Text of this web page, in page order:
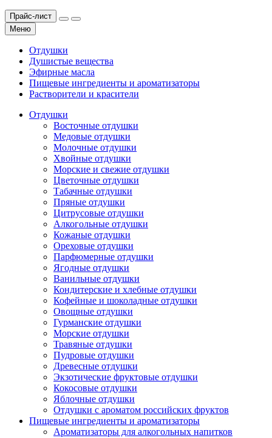
Прайс-лист
Меню
Отдушки
Душистые вещества
Эфирные масла
Пищевые ингредиенты и ароматизаторы
Растворители и красители
Отдушки
Восточные отдушки
Медовые отдушки
Молочные отдушки
Хвойные отдушки
Морские и свежие отдушки
Цветочные отдушки
Табачные отдушки
Пряные отдушки
Цитрусовые отдушки
Алкогольные отдушки
Кожаные отдушки
Ореховые отдушки
Парфюмерные отдушки
Ягодные отдушки
Ванильные отдушки
Кондитерские и хлебные отдушки
Кофейные и шоколадные отдушки
Овощные отдушки
Гурманские отдушки
Морские отдушки
Травяные отдушки
Пудровые отдушки
Древесные отдушки
Экзотические фруктовые отдушки
Кокосовые отдушки
Яблочные отдушки
Отдушки с ароматом российских фруктов
Пищевые ингредиенты и ароматизаторы
Ароматизаторы для алкогольных напитков